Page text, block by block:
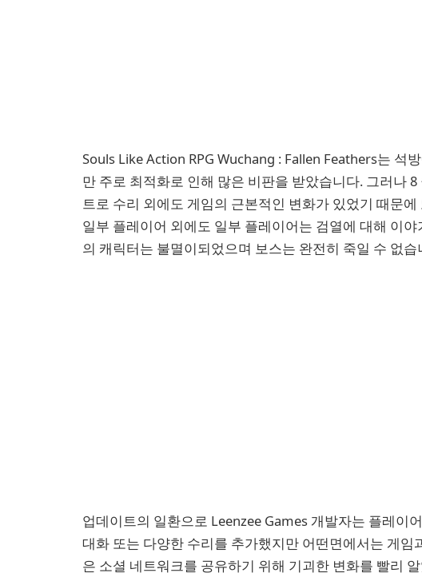
Souls Like Action RPG Wuchang : Fallen Feathers는 석
만 주로 최적화로 인해 많은 비판을 받았습니다. 그러나
트로 수리 외에도 게임의 근본적인 변화가 있었기 때문
일부 플레이어 외에도 일부 플레이어는 검열에 대해 이
의 캐릭터는 불멸이되었으며 보스는 완전히 죽일 수 없습
업데이트의 일환으로 Leenzee Games 개발자는 플레이
대화 또는 다양한 수리를 추가했지만 어떤면에서는 게
은 소셜 네트워크를 공유하기 위해 기괴한 변화를 빨리